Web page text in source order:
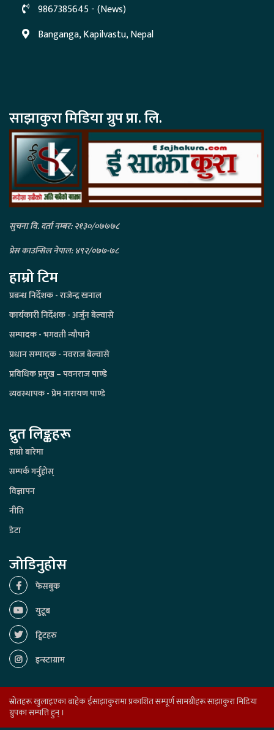
9867385645 - (News)
Banganga, Kapilvastu, Nepal
साझाकुरा मिडिया ग्रुप प्रा. लि.
सुचना वि. दर्ता नम्बर: २१३०/०७७७८
प्रेस काउन्सिल नेपाल: ४९२/०७७-७८
हाम्रो टिम
प्रबन्ध निर्देशक - राजेन्द्र खनाल
कार्यकारी निर्देशक - अर्जुन बेल्वासे
सम्पादक - भगवती न्यौपाने
प्रधान सम्पादक - नवराज बेल्वासे
प्रविधिक प्रमुख – पवनराज पाण्डे
व्यवस्थापक - प्रेम नारायण पाण्डे
द्रुत लिङ्कहरू
हाम्रो बारेमा
सम्पर्क गर्नुहोस्
विज्ञापन
नीति
डेटा
जोडिनुहोस
फेसबुक
युटूब
ट्विटहरु
इन्स्टाग्राम
स्रोतहरू खुलाइएका बाहेक ईसाझाकुरामा प्रकाशित सम्पूर्ण सामग्रीहरू साझाकुरा मिडिया
ग्रुपका सम्पत्ति हुन् ।